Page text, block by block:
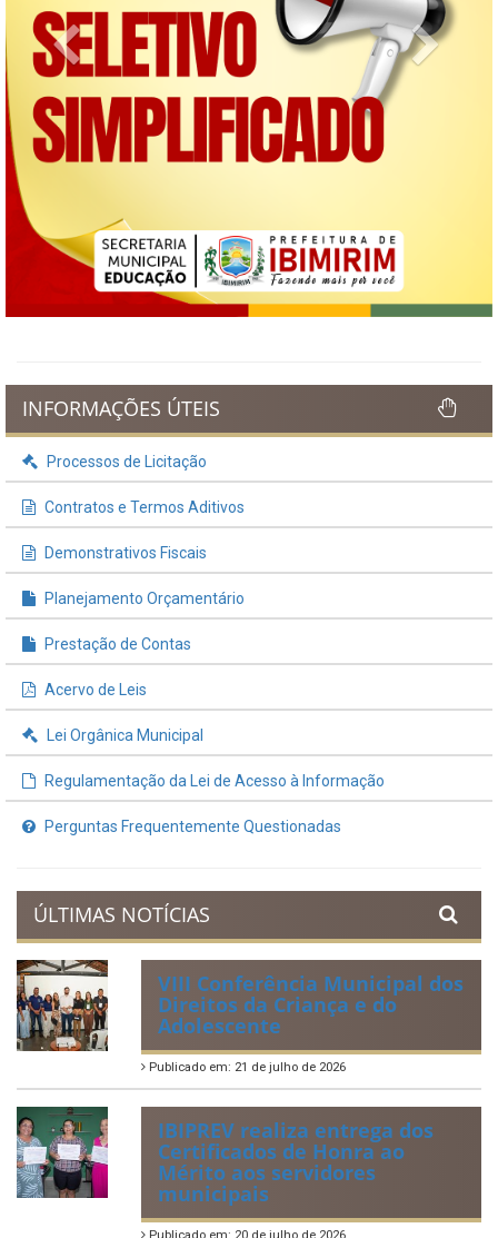
Previous Next
INFORMAÇÕES ÚTEIS
Processos de Licitação
Contratos e Termos Aditivos
Demonstrativos Fiscais
Planejamento Orçamentário
Prestação de Contas
Acervo de Leis
Lei Orgânica Municipal
Regulamentação da Lei de Acesso à Informação
Perguntas Frequentemente Questionadas
ÚLTIMAS NOTÍCIAS
VIII Conferência Municipal dos
Direitos da Criança e do
Adolescente
Publicado em: 21 de julho de 2026
IBIPREV realiza entrega dos
Certificados de Honra ao
Mérito aos servidores
municipais